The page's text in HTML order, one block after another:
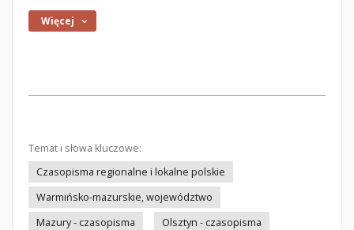
Więcej
Temat i słowa kluczowe:
Czasopisma regionalne i lokalne polskie
Warmińsko-mazurskie, województwo
Mazury - czasopisma
Olsztyn - czasopisma